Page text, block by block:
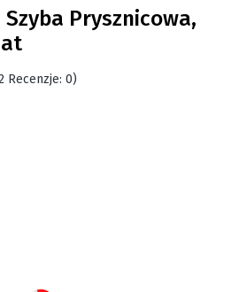
Prysznicowa,
Recenzje: 0)